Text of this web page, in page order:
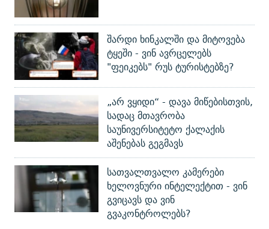
შარდი ხინკალში და მიტოვება
ტყეში - ვინ ავრცელებს
"ფეიკებს" რუს ტურისტებზე?
„არ ვყიდი“ - დავა მიწებისთვის,
სადაც მთავრობა
საუნივერსიტეტო ქალაქის
აშენებას გეგმავს
სათვალთვალო კამერები
ხელოვნური ინტელექტით - ვინ
გვიცავს და ვინ
გვაკონტროლებს?